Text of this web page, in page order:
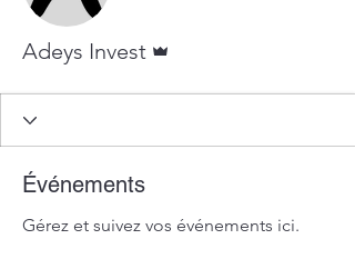
Adeys Invest
Événements
Gérez et suivez vos événements ici.